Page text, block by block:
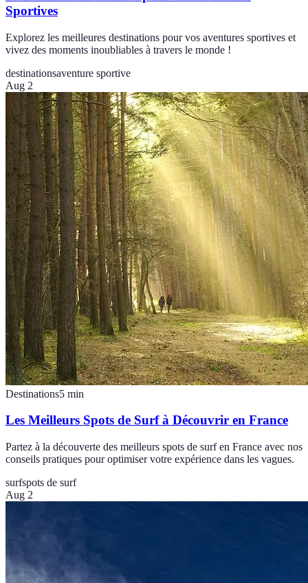
Sportives
Explorez les meilleures destinations pour vos aventures sportives et
vivez des moments inoubliables à travers le monde !
destinationsaventure sportive
Aug 2
Destinations5 min
Les Meilleurs Spots de Surf à Découvrir en France
Partez à la découverte des meilleurs spots de surf en France avec nos
conseils pratiques pour optimiser votre expérience dans les vagues.
surfspots de surf
Aug 2